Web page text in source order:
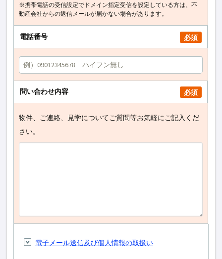
※携帯電話の受信設定でドメイン指定受信を設定している方は、不
動産会社からの返信メールが届かない場合があります。
電話番号 必須
問い合わせ内容 必須
物件、ご連絡、見学についてご質問等お気軽にご記入くだ
さい。
電子メール送信及び個人情報の取扱い